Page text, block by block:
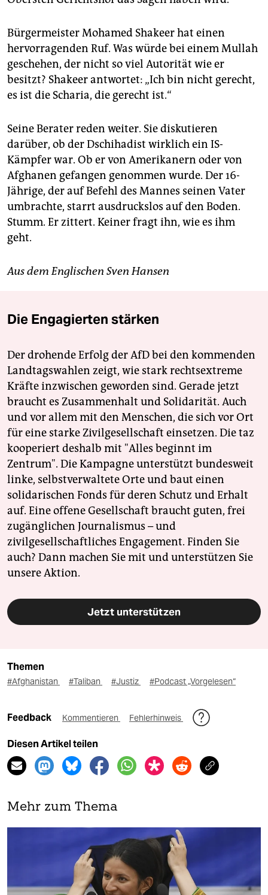
Bürgermeister Mohamed Shakeer hat einen
hervorragenden Ruf. Was würde bei einem Mullah
geschehen, der nicht so viel Autorität wie er
besitzt? Shakeer antwortet: „Ich bin nicht gerecht,
es ist die Scharia, die gerecht ist.“
Seine Berater reden weiter. Sie diskutieren
darüber, ob der Dschihadist wirklich ein IS-
Kämpfer war. Ob er von Amerikanern oder von
Afghanen gefangen genommen wurde. Der 16-
Jährige, der auf Befehl des Mannes seinen Vater
umbrachte, starrt ausdruckslos auf den Boden.
Stumm. Er zittert. Keiner fragt ihn, wie es ihm
geht.
Aus dem Englischen Sven Hansen
Die Engagierten stärken
Der drohende Erfolg der AfD bei den kommenden
Landtagswahlen zeigt, wie stark rechtsextreme
Kräfte inzwischen geworden sind. Gerade jetzt
braucht es Zusammenhalt und Solidarität. Auch
und vor allem mit den Menschen, die sich vor Ort
für eine starke Zivilgesellschaft einsetzen. Die taz
kooperiert deshalb mit "Alles beginnt im
Zentrum". Die Kampagne unterstützt bundesweit
linke, selbstverwaltete Orte und baut einen
solidarischen Fonds für deren Schutz und Erhalt
auf. Eine offene Gesellschaft braucht guten, frei
zugänglichen Journalismus – und
zivilgesellschaftliches Engagement. Finden Sie
auch? Dann machen Sie mit und unterstützen Sie
unsere Aktion.
Jetzt unterstützen
Themen
#Afghanistan #Taliban #Justiz #Podcast „Vorgelesen“
Feedback Kommentieren Fehlerhinweis
Diesen Artikel teilen
Mehr zum Thema